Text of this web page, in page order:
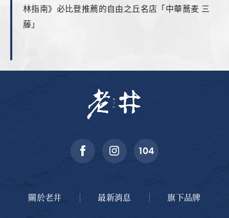
林指南》必比登推薦的自由之丘名店「中華蕎麦 三
藤」
關於老井 最新消息 旗下品牌